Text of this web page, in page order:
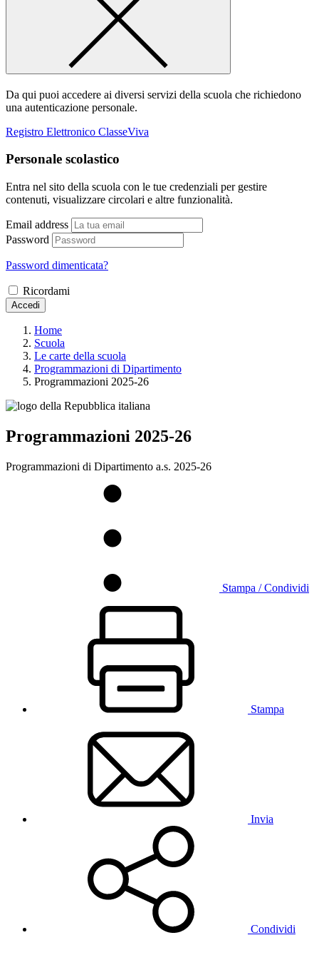
Da qui puoi accedere ai diversi servizi della scuola che richiedono
una autenticazione personale.
Registro Elettronico ClasseViva
Personale scolastico
Entra nel sito della scuola con le tue credenziali per gestire
contenuti, visualizzare circolari e altre funzionalità.
Email address
Password
Password dimenticata?
Ricordami
Accedi
Home
Scuola
Le carte della scuola
Programmazioni di Dipartimento
Programmazioni 2025-26
Programmazioni 2025-26
Programmazioni di Dipartimento a.s. 2025-26
Stampa / Condividi
Stampa
Invia
Condividi